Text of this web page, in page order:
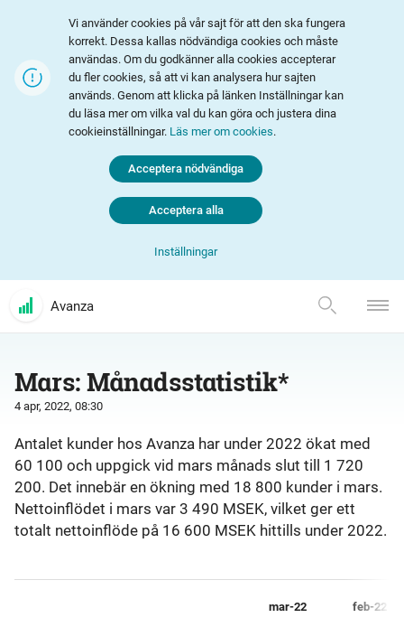
Vi använder cookies på vår sajt för att den ska fungera
korrekt. Dessa kallas nödvändiga cookies och måste
användas. Om du godkänner alla cookies accepterar
du fler cookies, så att vi kan analysera hur sajten
används. Genom att klicka på länken Inställningar kan
du läsa mer om vilka val du kan göra och justera dina
cookieinställningar. Läs mer om cookies.
Inställningar
Acceptera nödvändiga
Acceptera alla
Avanza
Mars: Månadsstatistik*
4 apr, 2022, 08:30
Antalet kunder hos Avanza har under 2022 ökat med
60 100 och uppgick vid mars månads slut till 1 720
200. Det innebär en ökning med 18 800 kunder i mars.
Nettoinflödet i mars var 3 490 MSEK, vilket ger ett
totalt nettoinflöde på 16 600 MSEK hittills under 2022.
mar-22 feb-22